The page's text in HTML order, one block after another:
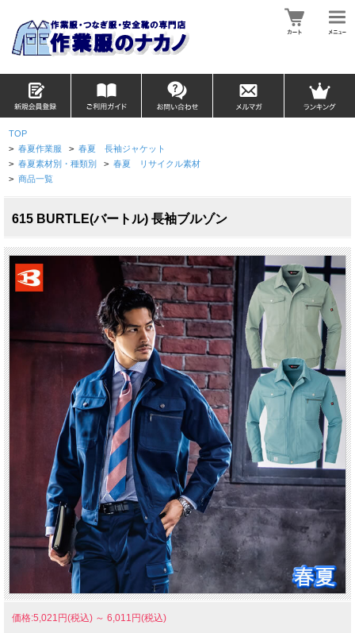
TOP
> 春夏作業服 > 春夏 長袖ジャケット
> 春夏素材別・種類別 > 春夏 リサイクル素材
> 商品一覧
615 BURTLE(バートル) 長袖ブルゾン
価格:5,021円(税込) ～ 6,011円(税込)